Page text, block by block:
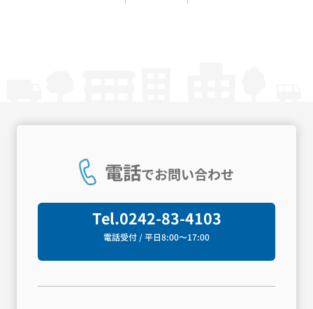
電話でお問い合わせ
Tel.0242-83-4103
電話受付 / 平日8:00〜17:00